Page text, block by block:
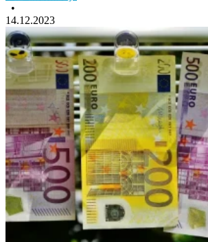
•
14.12.2023